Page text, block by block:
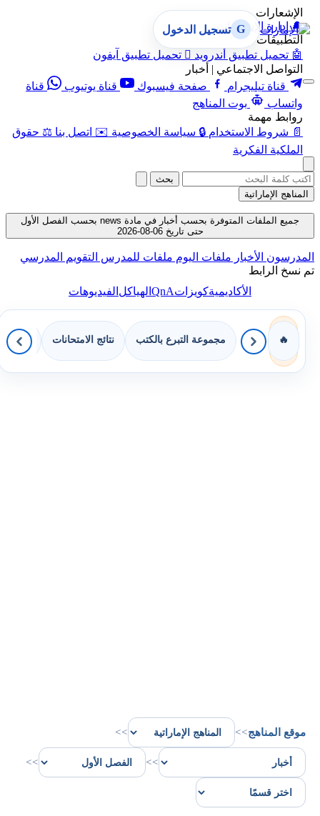
الإشعارات
🔔 إدارة الإشعارات
التطبيقات
🤖 تحميل تطبيق أندرويد  تحميل تطبيق آيفون
التواصل الاجتماعي | أخبار
قناة تيليجرام
صفحة فيسبوك قناة يوتيوب
قناة
واتساب
بوت المناهج
روابط مهمة
📄 شروط الاستخدام 🔒 سياسة الخصوصية ✉️ اتصل بنا ⚖️ حقوق
الملكية الفكرية
G تسجيل الدخول
بحث
المناهج الإماراتية
جميع الملفات المتوفرة بحسب أخبار في مادة news بحسب الفصل الأول
حتى تاريخ 06-08-2026
المدرسون الأخبار ملفات اليوم ملفات للمدرس التقويم المدرسي
تم نسخ الرابط
الأكاديميةكويزاتQnAالهياكلالفيديوهات
🔥 مجموعة التبرع بالكتب نتائج الامتحانات
موقع المناهج>>
>>
>>
>>